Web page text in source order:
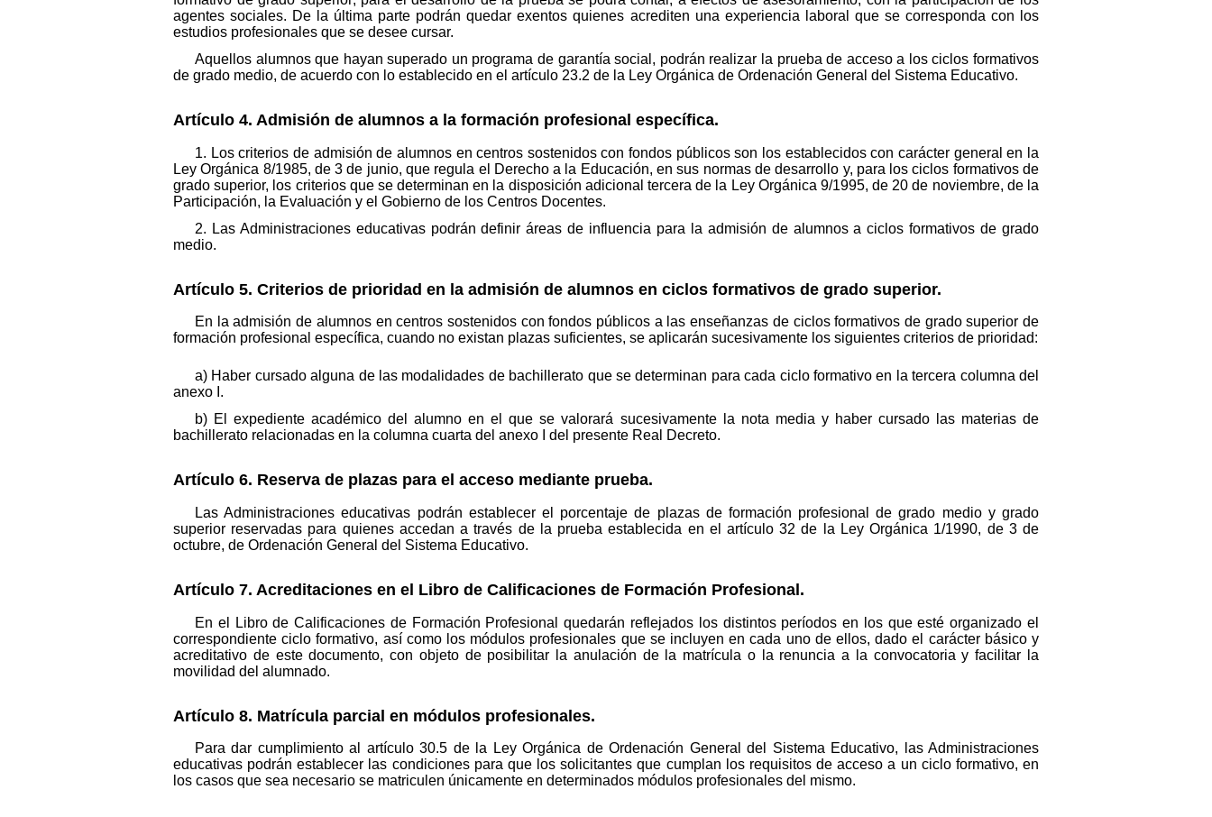
agentes sociales. De la última parte podrán quedar exentos quienes acrediten una experiencia laboral que se corresponda con los
estudios profesionales que se desee cursar.
Aquellos alumnos que hayan superado un programa de garantía social, podrán realizar la prueba de acceso a los ciclos formativos
de grado medio, de acuerdo con lo establecido en el artículo 23.2 de la Ley Orgánica de Ordenación General del Sistema Educativo.
Artículo 4. Admisión de alumnos a la formación profesional específica.
1. Los criterios de admisión de alumnos en centros sostenidos con fondos públicos son los establecidos con carácter general en la
Ley Orgánica 8/1985, de 3 de junio, que regula el Derecho a la Educación, en sus normas de desarrollo y, para los ciclos formativos de
grado superior, los criterios que se determinan en la disposición adicional tercera de la Ley Orgánica 9/1995, de 20 de noviembre, de la
Participación, la Evaluación y el Gobierno de los Centros Docentes.
2. Las Administraciones educativas podrán definir áreas de influencia para la admisión de alumnos a ciclos formativos de grado
medio.
Artículo 5. Criterios de prioridad en la admisión de alumnos en ciclos formativos de grado superior.
En la admisión de alumnos en centros sostenidos con fondos públicos a las enseñanzas de ciclos formativos de grado superior de
formación profesional específica, cuando no existan plazas suficientes, se aplicarán sucesivamente los siguientes criterios de prioridad:
a) Haber cursado alguna de las modalidades de bachillerato que se determinan para cada ciclo formativo en la tercera columna del
anexo I.
b) El expediente académico del alumno en el que se valorará sucesivamente la nota media y haber cursado las materias de
bachillerato relacionadas en la columna cuarta del anexo I del presente Real Decreto.
Artículo 6. Reserva de plazas para el acceso mediante prueba.
Las Administraciones educativas podrán establecer el porcentaje de plazas de formación profesional de grado medio y grado
superior reservadas para quienes accedan a través de la prueba establecida en el artículo 32 de la Ley Orgánica 1/1990, de 3 de
octubre, de Ordenación General del Sistema Educativo.
Artículo 7. Acreditaciones en el Libro de Calificaciones de Formación Profesional.
En el Libro de Calificaciones de Formación Profesional quedarán reflejados los distintos períodos en los que esté organizado el
correspondiente ciclo formativo, así como los módulos profesionales que se incluyen en cada uno de ellos, dado el carácter básico y
acreditativo de este documento, con objeto de posibilitar la anulación de la matrícula o la renuncia a la convocatoria y facilitar la
movilidad del alumnado.
Artículo 8. Matrícula parcial en módulos profesionales.
Para dar cumplimiento al artículo 30.5 de la Ley Orgánica de Ordenación General del Sistema Educativo, las Administraciones
educativas podrán establecer las condiciones para que los solicitantes que cumplan los requisitos de acceso a un ciclo formativo, en
los casos que sea necesario se matriculen únicamente en determinados módulos profesionales del mismo.